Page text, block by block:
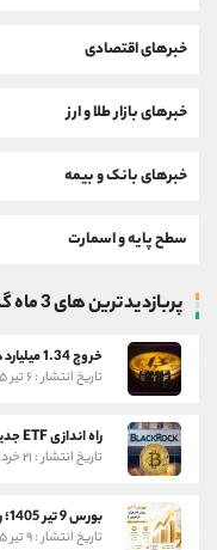
خبرهای اقتصادی
خبرهای بازار طلا و ارز
خبرهای بانک و بیمه
سطح پایه و اسمارت
پربازدیدترین های 3 ماه گذشته
خروج 1.34 میلیارد دلار از ETF های بیت کوین در یک هفته
تاریخ انتشار : ۶ تیر ۱۴۰۵
راه اندازی ETF جدید بیت کوین با درآمد ماهانه
تاریخ انتشار : ۲۱ خرداد ۱۴۰۵
تاریخ انتشار : ۹ تیر ۱۴۰۵